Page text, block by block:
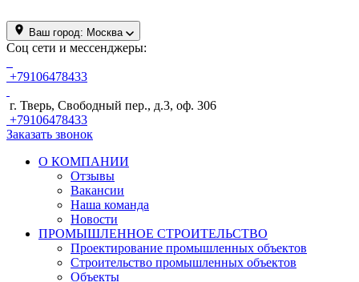
Ваш город: Москва
Соц сети и мессенджеры:
+79106478433
г. Тверь, Свободный пер., д.3, оф. 306
+79106478433
Заказать звонок
О КОМПАНИИ
Отзывы
Вакансии
Наша команда
Новости
ПРОМЫШЛЕННОЕ СТРОИТЕЛЬСТВО
Проектирование промышленных объектов
Строительство промышленных объектов
Объекты